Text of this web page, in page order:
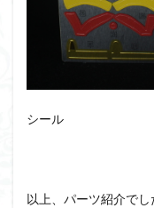
シール
以上、パーツ紹介でし